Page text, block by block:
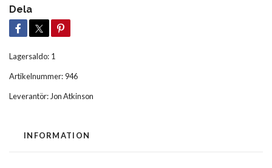
Dela
Lagersaldo: 1
Artikelnummer:946
Leverantör: Jon Atkinson
INFORMATION